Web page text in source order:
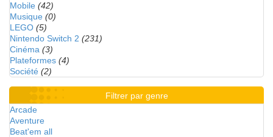
Mobile (42)
Musique (0)
LEGO (5)
Nintendo Switch 2 (231)
Cinéma (3)
Plateformes (4)
Société (2)
Filtrer par genre
Arcade
Aventure
Beat'em all